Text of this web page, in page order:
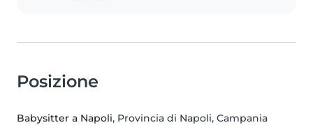
Posizione
Babysitter a Napoli, Provincia di Napoli, Campania